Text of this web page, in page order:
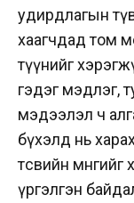
удирдлагын
хаагчдад том
түүнийг
гэдэг мэдлэг,
мэдээлэл ч
бүхэлд нь
төсвийн
үргэлгэн